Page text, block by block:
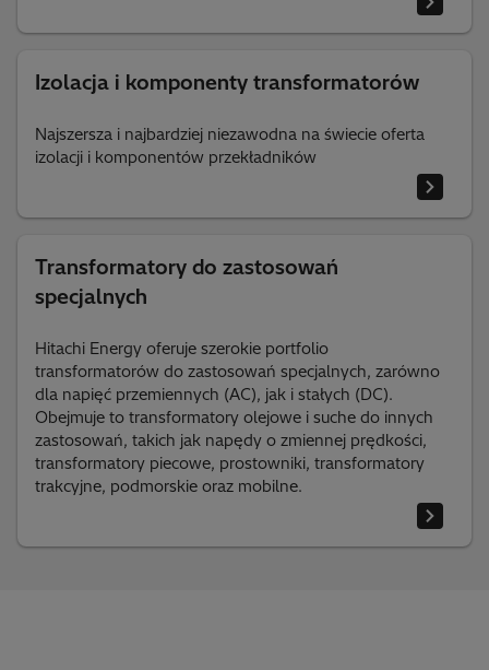
Izolacja i komponenty transformatorów
Najszersza i najbardziej niezawodna na świecie oferta
izolacji i komponentów przekładników
Transformatory do zastosowań
specjalnych
Hitachi Energy oferuje szerokie portfolio
transformatorów do zastosowań specjalnych, zarówno
dla napięć przemiennych (AC), jak i stałych (DC).
Obejmuje to transformatory olejowe i suche do innych
zastosowań, takich jak napędy o zmiennej prędkości,
transformatory piecowe, prostowniki, transformatory
trakcyjne, podmorskie oraz mobilne.